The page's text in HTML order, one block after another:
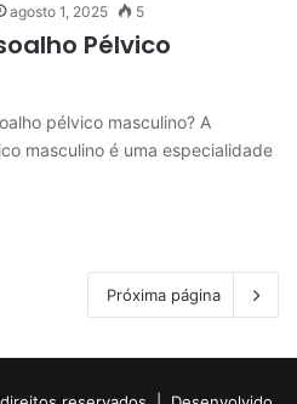
agosto 1, 2025 5
Pélvico
pélvico masculino? A
masculino é uma especialidade
Próxima página